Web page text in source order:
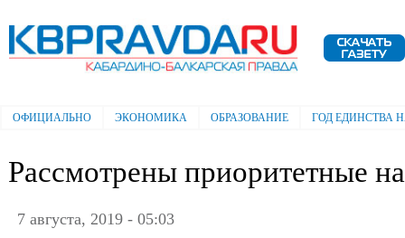
Электронная газета "Кабардино-
Балкарская правда"
Главное меню
ОФИЦИАЛЬНО ЭКОНОМИКА ОБРАЗОВАНИЕ ГОД ЕДИНСТВА
Рассмотрены приоритетные
7 августа, 2019 - 05:03